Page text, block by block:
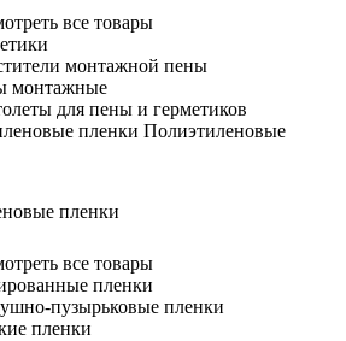
все товары
монтажной пены
монтажные
для пены и герметиков
Полиэтиленовые
пленки
все товары
пленки
пузырьковые пленки
пленки